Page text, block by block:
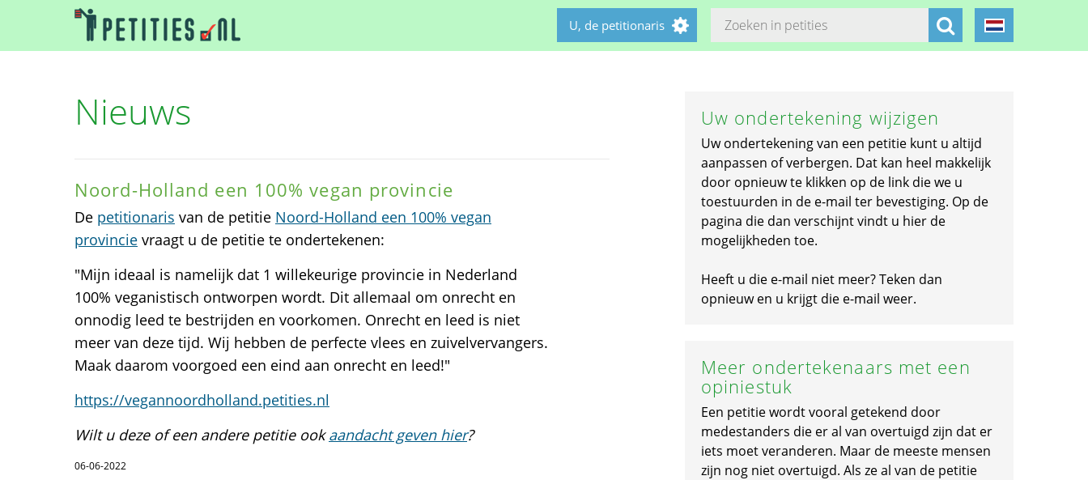
U, de petitionaris
Nieuws
Noord-Holland een 100% vegan provincie
De petitionaris van de petitie Noord-Holland een 100% vegan
provincie vraagt u de petitie te ondertekenen:
"Mijn ideaal is namelijk dat 1 willekeurige provincie in Nederland
100% veganistisch ontworpen wordt. Dit allemaal om onrecht en
onnodig leed te bestrijden en voorkomen. Onrecht en leed is niet
meer van deze tijd. Wij hebben de perfecte vlees en zuivelvervangers.
Maak daarom voorgoed een eind aan onrecht en leed!"
https://vegannoordholland.petities.nl
Wilt u deze of een andere petitie ookaandacht geven hier?
06-06-2022
Uw ondertekening wijzigen
Uw ondertekening van een petitie kunt u altijd
aanpassen of verbergen. Dat kan heel makkelijk
door opnieuw te klikken op de link die we u
toestuurden in de e-mail ter bevestiging. Op de
pagina die dan verschijnt vindt u hier de
mogelijkheden toe.
Heeft u die e-mail niet meer? Teken dan
opnieuw en u krijgt die e-mail weer.
Meer ondertekenaars met een
opiniestuk
Een petitie wordt vooral getekend door
medestanders die er al van overtuigd zijn dat er
iets moet veranderen. Maar de meeste mensen
zijn nog niet overtuigd. Als ze al van de petitie